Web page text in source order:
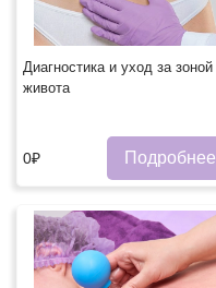
Диагностика и уход за зоной
живота
0₽ Подробнее